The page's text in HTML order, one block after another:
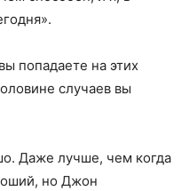
попадаете на этих
случаев вы
Даже лучше, чем когда
но Джон